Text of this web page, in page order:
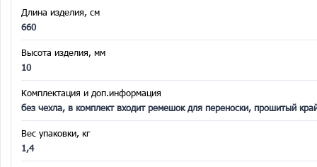
Длина изделия, см
660
Высота изделия, мм
10
Комплектация и доп.информация
без чехла, в комплект входит ремешок для переноски, прошитый
Вес упаковки, кг
1,4